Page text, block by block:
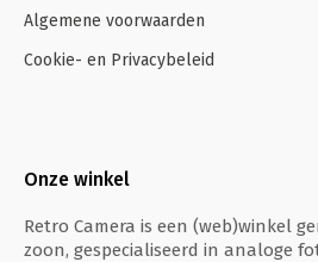
Algemene voorwaarden
Cookie- en Privacybeleid
Onze winkel
Retro Camera is een (web)winkel
zoon, gespecialiseerd in analoge